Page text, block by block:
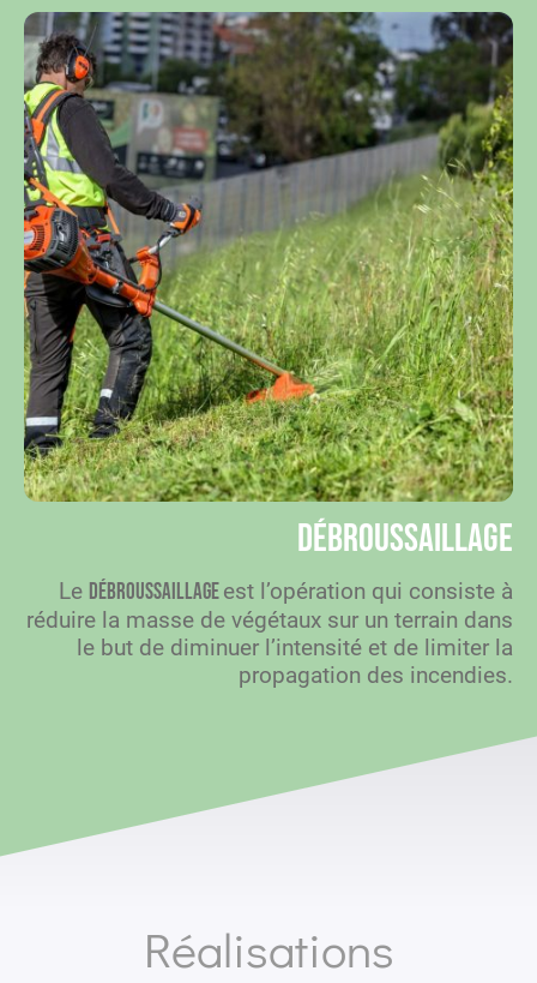
Le débroussaillageest l’opération qui consiste à
réduire la masse de végétaux sur un terrain dans
le but de diminuer l’intensité et de limiter la
propagation des incendies.
Débroussaillage
Réalisations